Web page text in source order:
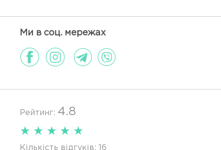
Ми в соц. мережах
Рейтинг: 4.8
★ ★ ★ ★ ★
Кількість відгуків: 16